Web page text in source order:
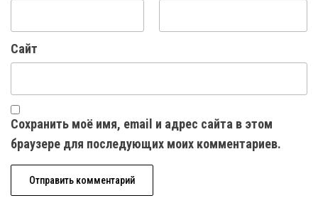
Сайт
Сохранить моё имя, email и адрес сайта в этом
браузере для последующих моих комментариев.